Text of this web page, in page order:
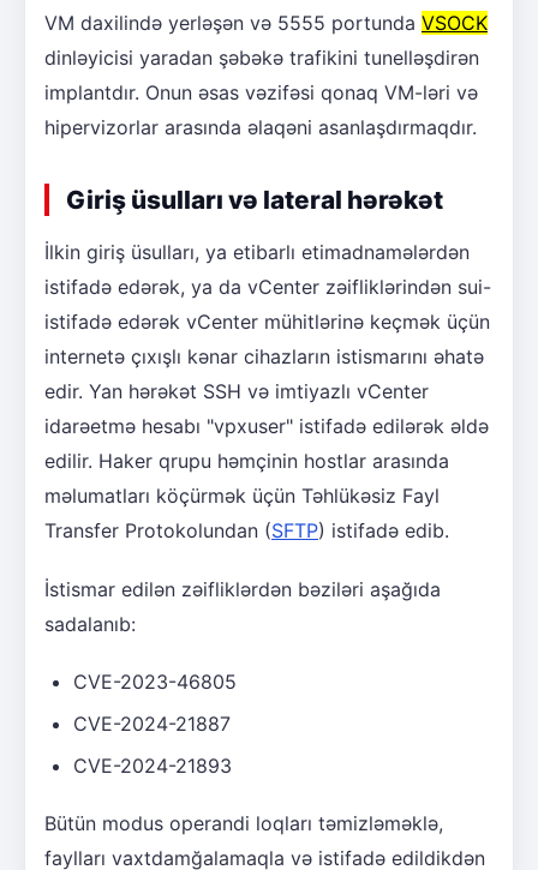
VM daxilində yerləşən və 5555 portunda VSOCK
dinləyicisi yaradan şəbəkə trafikini tunelləşdirən
implantdır. Onun əsas vəzifəsi qonaq VM-ləri və
hipervizorlar arasında əlaqəni asanlaşdırmaqdır.
Giriş üsulları və lateral hərəkət
İlkin giriş üsulları, ya etibarlı etimadnamələrdən
istifadə edərək, ya da vCenter zəifliklərindən sui-
istifadə edərək vCenter mühitlərinə keçmək üçün
internetə çıxışlı kənar cihazların istismarını əhatə
edir. Yan hərəkət SSH və imtiyazlı vCenter
idarəetmə hesabı "vpxuser" istifadə edilərək əldə
edilir. Haker qrupu həmçinin hostlar arasında
məlumatları köçürmək üçün Təhlükəsiz Fayl
Transfer Protokolundan (SFTP) istifadə edib.
İstismar edilən zəifliklərdən bəziləri aşağıda
sadalanıb:
CVE-2023-46805
CVE-2024-21887
CVE-2024-21893
Bütün modus operandi loqları təmizləməklə,
faylları vaxtdamğalamaqla və istifadə edildikdən